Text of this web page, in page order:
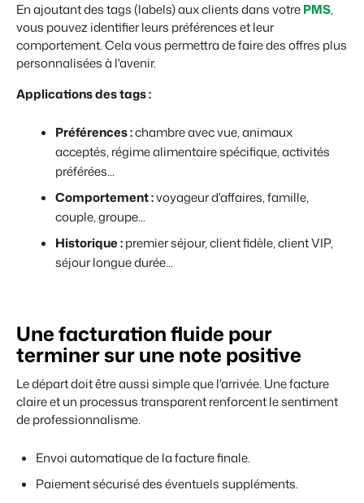
En ajoutant des tags (labels) aux clients dans votrePMS,
vous pouvez identifier leurs préférences et leur
comportement. Cela vous permettra de faire des offres plus
personnalisées à l'avenir.
Applications des tags :
Préférences :chambre avec vue, animaux
acceptés, régime alimentaire spécifique, activités
préférées...
Comportement :voyageur d'affaires, famille,
couple, groupe...
Historique :premier séjour, client fidèle, client VIP,
séjour longue durée...
Une facturation fluide pour
terminer sur une note positive
Le départ doit être aussi simple que l'arrivée. Une facture
claire et un processus transparent renforcent le sentiment
de professionnalisme.
Envoi automatique de la facture finale.
Paiement sécurisé des éventuels suppléments.